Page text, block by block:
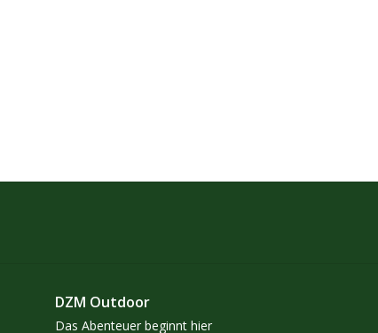
DZM Outdoor
Das Abenteuer beginnt hier